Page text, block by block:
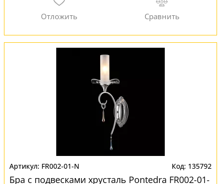
FR002-01-N 135792
Бра с подвесками хрусталь Pontedra FR002-01-